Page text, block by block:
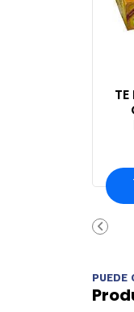
TE
PUEDE